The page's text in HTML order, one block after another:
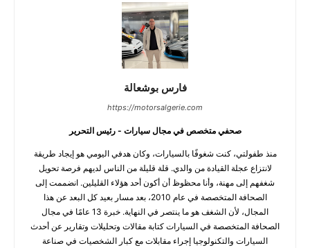
فارس بوشعالة
https://motorsalgerie.com
صحفي متخصص في مجال سيارات - رئيس التحرير
منذ طفولتي، كنت شغوفًا بالسيارات، وكان هدفي اليومي هو إيجاد طريقة
لانتزاع عجلة القيادة من والدي. قلة قليلة من الناس لديهم فرصة تحويل
شغفهم إلى مهنة، وأنا محظوظ أن أكون أحد هؤلاء القليلين. انضممت إلى
الصحافة المتخصصة في عام 2010، بعد مسار بعيد كل البعد عن هذا
المجال، لأن الشغف هو ما ينتصر في النهاية. خبرة 13 عامًا في مجال
الصحافة المتخصصة في السيارات كتابة مقالات وتحليلات وتقارير عن أحدث
السيارات والتكنولوجيا إجراء مقابلات مع كبار الشخصيات في صناعة